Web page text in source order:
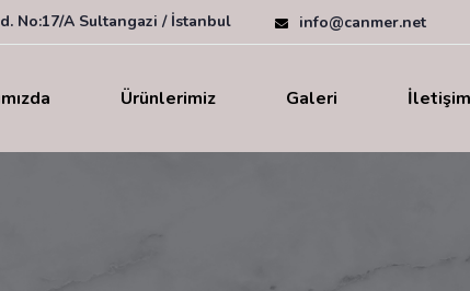
No:17/A Sultangazi / İstanbul info@canmer.net
Ürünlerimiz Galeri İletişim